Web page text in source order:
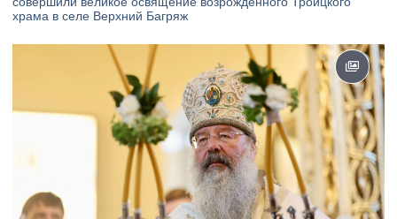
храма в селе Верхний Багряж